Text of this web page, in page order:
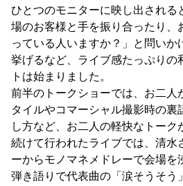
ひとつのモニターに映し出される
場のお客様と手を振り合ったり、
っている人いますか？」と問いか
挙げるなど、ライブ感たっぷりの
トは始まりました。
前半のトークショーでは、お二人
タイルやコマーシャル撮影時の裏
し方など、お二人の軽快なトーク
続けて行われたライブでは、清水
ーからモノマネメドレーで会場を
弾き語りで代表曲の「涙そうそう